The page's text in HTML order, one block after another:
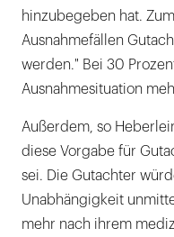
hinzubegeben hat.
Ausnahmefällen
werden." Bei 30
Ausnahmesituation
Außerdem, so
diese Vorgabe für
sei. Die Gutachter
Unabhängigkeit
mehr nach ihrem